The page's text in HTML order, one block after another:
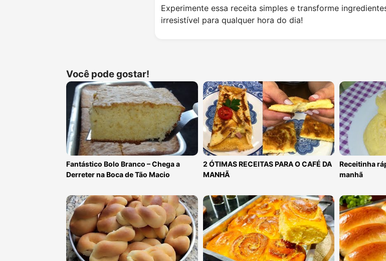
Experimente essa receita simples e transforme
irresistível para qualquer hora do dia!
Você pode gostar!
Fantástico Bolo Branco – Chega a
Derreter na Boca de Tão Macio
2 ÓTIMAS RECEITAS PARA O CAFÉ DA
MANHÃ
Receitinha
manhã